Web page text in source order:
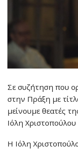
Σε συζήτηση που
στην Πράξη με
μείνουμε θεατές
Ιόλη
Η Ιόλη